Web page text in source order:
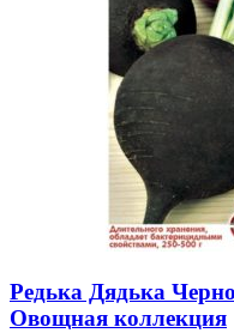
Редька Дядька
Овощная коллекция